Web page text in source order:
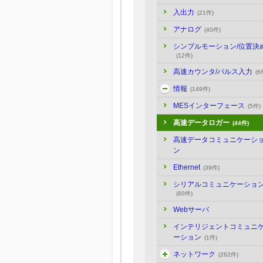
入出力 (21件)
アナログ (40件)
シンプルモーション/位置決
(12件)
高速カウンタ/パルス入力 (6
情報 (149件)
MESインターフェース (5件)
高速データロガー (44件)
高速データコミュニケーショ
ン
Ethernet (39件)
シリアルコミュニケーショ
(60件)
Webサーバ
インテリジェントコミュニ
ーション (1件)
ネットワーク (262件)